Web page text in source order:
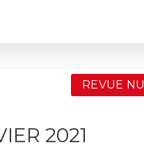
REVUE
2021